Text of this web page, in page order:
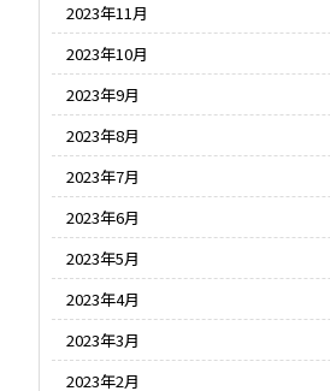
2023年11月
2023年10月
2023年9月
2023年8月
2023年7月
2023年6月
2023年5月
2023年4月
2023年3月
2023年2月